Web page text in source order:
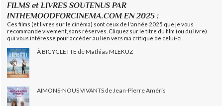
FILMS et LIVRES SOUTENUS PAR
INTHEMOODFORCINEMA.COM EN 2025 :
Ces films (et livres sur le cinéma) sont ceux de l'année 2025 que je vous
recommande vivement, sans réserves. Cliquez sur le titre du film (ou du livre)
qui vous intéresse pour accéder au lien vers ma critique de celui-ci.
À BICYCLETTE de Mathias MLEKUZ
AIMONS-NOUS VIVANTS de Jean-Pierre Améris